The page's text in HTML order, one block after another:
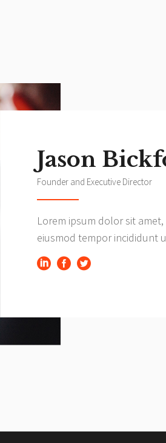
Jason
Founder and Executive Director
Lorem ipsum dolor sit
eiusmod tempor incididunt